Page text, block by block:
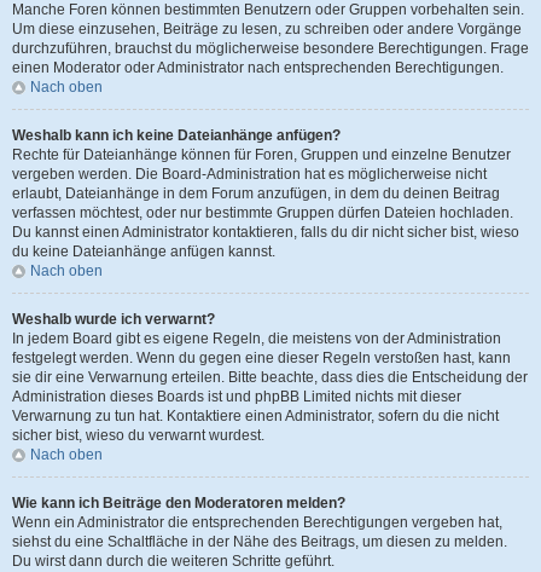
Manche Foren können bestimmten Benutzern oder Gruppen vorbehalten sein.
Um diese einzusehen, Beiträge zu lesen, zu schreiben oder andere Vorgänge
durchzuführen, brauchst du möglicherweise besondere Berechtigungen. Frage
einen Moderator oder Administrator nach entsprechenden Berechtigungen.
Nach oben
Weshalb kann ich keine Dateianhänge anfügen?
Rechte für Dateianhänge können für Foren, Gruppen und einzelne Benutzer
vergeben werden. Die Board-Administration hat es möglicherweise nicht
erlaubt, Dateianhänge in dem Forum anzufügen, in dem du deinen Beitrag
verfassen möchtest, oder nur bestimmte Gruppen dürfen Dateien hochladen.
Du kannst einen Administrator kontaktieren, falls du dir nicht sicher bist, wieso
du keine Dateianhänge anfügen kannst.
Nach oben
Weshalb wurde ich verwarnt?
In jedem Board gibt es eigene Regeln, die meistens von der Administration
festgelegt werden. Wenn du gegen eine dieser Regeln verstoßen hast, kann
sie dir eine Verwarnung erteilen. Bitte beachte, dass dies die Entscheidung der
Administration dieses Boards ist und phpBB Limited nichts mit dieser
Verwarnung zu tun hat. Kontaktiere einen Administrator, sofern du die nicht
sicher bist, wieso du verwarnt wurdest.
Nach oben
Wie kann ich Beiträge den Moderatoren melden?
Wenn ein Administrator die entsprechenden Berechtigungen vergeben hat,
siehst du eine Schaltfläche in der Nähe des Beitrags, um diesen zu melden.
Du wirst dann durch die weiteren Schritte geführt.